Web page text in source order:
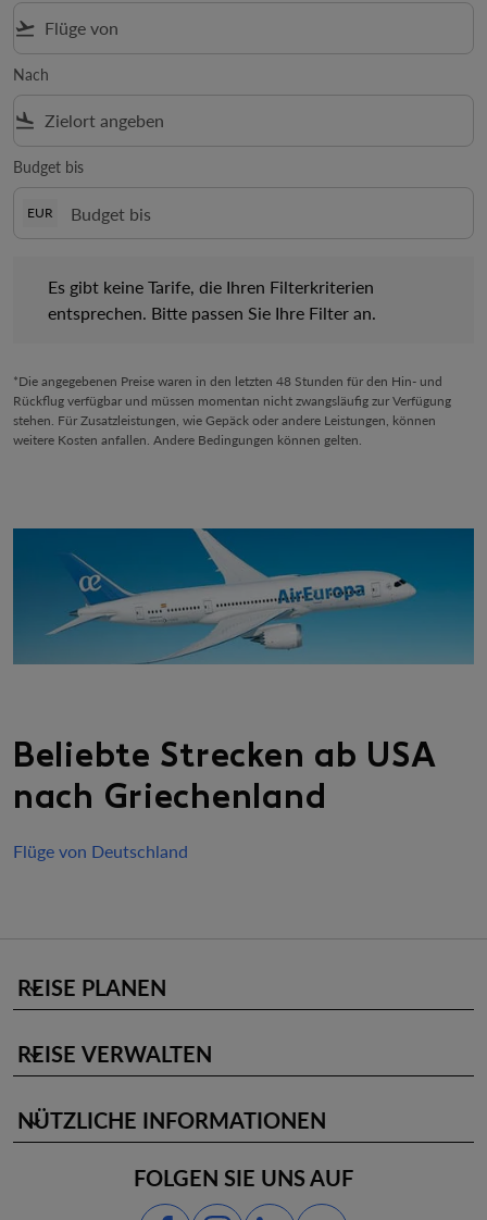
flight_takeoff
Nach
flight_land
Budget bis
EUR
Es gibt keine Tarife, die Ihren Filterkriterien
entsprechen. Bitte passen Sie Ihre Filter an.
*Die angegebenen Preise waren in den letzten 48 Stunden für den Hin- und
Rückflug verfügbar und müssen momentan nicht zwangsläufig zur Verfügung
stehen. Für Zusatzleistungen, wie Gepäck oder andere Leistungen, können
weitere Kosten anfallen. Andere Bedingungen können gelten.
Beliebte Strecken ab USA
nach Griechenland
Flüge von Deutschland
REISE PLANEN
keyboard_arrow_down
REISE VERWALTEN
keyboard_arrow_down
NÜTZLICHE INFORMATIONEN
keyboard_arrow_down
FOLGEN SIE UNS AUF